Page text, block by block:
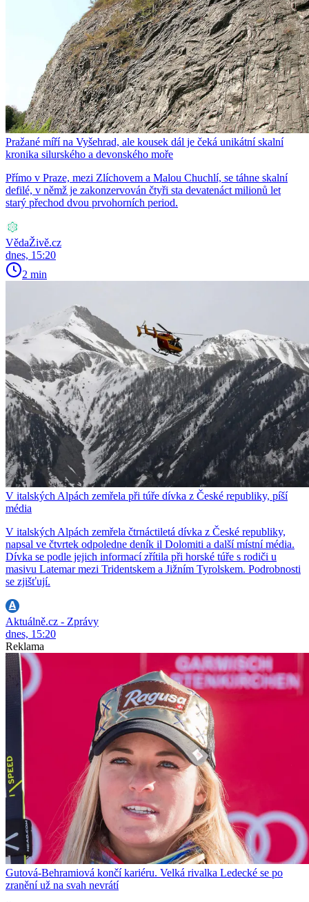
Pražané míří na Vyšehrad, ale kousek dál je čeká unikátní skalní
kronika silurského a devonského moře
Přímo v Praze, mezi Zlíchovem a Malou Chuchlí, se táhne skalní
defilé, v němž je zakonzervován čtyři sta devatenáct milionů let
starý přechod dvou prvohorních period.
VědaŽivě.cz
dnes, 15:20
2 min
V italských Alpách zemřela při túře dívka z České republiky, píší
média
V italských Alpách zemřela čtrnáctiletá dívka z České republiky,
napsal ve čtvrtek odpoledne deník il Dolomiti a další místní média.
Dívka se podle jejich informací zřítila při horské túře s rodiči u
masivu Latemar mezi Tridentskem a Jižním Tyrolskem. Podrobnosti
se zjišťují.
Aktuálně.cz - Zprávy
dnes, 15:20
Reklama
Gutová-Behramiová končí kariéru. Velká rivalka Ledecké se po
zranění už na svah nevrátí